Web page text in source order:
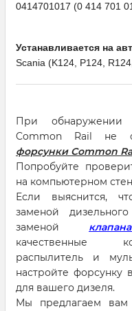
0414701017 (0 414 701
Устанавливается на
Scania (K124, P124,
При обнаружении
Common Rail не
форсунки Common
Попробуйте
на компьютерном
Если выяснится,
заменой
заменой
качественные
распылитель и
настройте форсунку
для вашего дизеля.
Мы предлагаем вам